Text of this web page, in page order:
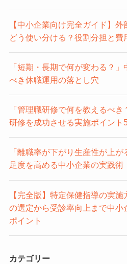
【中小企業向け完全ガイド】外
どう使い分ける？役割分担と費
「短期・長期で何が変わる？
べき休職運用の落とし穴
「管理職研修で何を教えるべ
研修を成功させる実施ポイント5
「離職率が下がり生産性が上
足度を高める中小企業の実践術
【完全版】特定保健指導の実
の選定から受診率向上まで中小
ポイント
カテゴリー